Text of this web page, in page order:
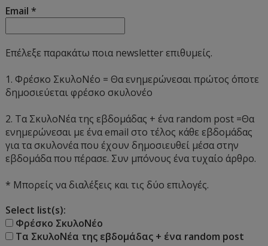
Email*
Επέλεξε παρακάτω ποια newsletter επιθυμείς.
1. Φρέσκο ΣκυλοΝέο = Θα ενημερώνεσαι πρώτος όποτε
δημοσιεύεται φρέσκο σκυλονέο
2. Τα ΣκυλοΝέα της εβδομάδας + ένα random post =Θα
ενημερώνεσαι με ένα email στο τέλος κάθε εβδομάδας
για τα σκυλονέα που έχουν δημοσιευθεί μέσα στην
εβδομάδα που πέρασε. Συν μπόνους ένα τυχαίο άρθρο.
* Μπορείς να διαλέξεις και τις δύο επιλογές.
Select list(s):
Φρέσκο ΣκυλοΝέο
Τα ΣκυλοΝέα της εβδομάδας + ένα random post